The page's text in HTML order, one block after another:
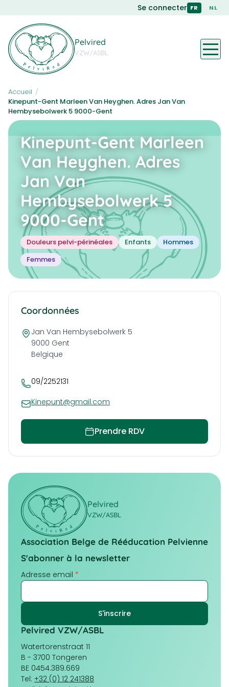
to
main
content
Se connecter FR · NL
Pelvired
VZW/ASBL
Accueil /
Kinepunt-Gent Marleen Van Heyghen. Adres Jan Van
Hembysebolwerk 5 9000-Gent
Kinepunt-Gent Marleen
Van Heyghen. Adres
Jan Van
Hembysebolwerk 5
9000-Gent
Douleurs pelvi-périnéales Enfants
Hommes
Femmes
Coordonnées
Jan Van Hembysebolwerk 5
9000 Gent
Belgique
09/2252131
Kinepunt@gmail.com
Prendre RDV
Pelvired
VZW/ASBL
Association Belge de Rééducation Pelvienne
S'abonner à la newsletter
Adresse email *
Pelvired VZW/ASBL
Watertorenstraat 11
B - 3700 Tongeren
BE 0454.389.669
Tel: +32 (0) 12 241388